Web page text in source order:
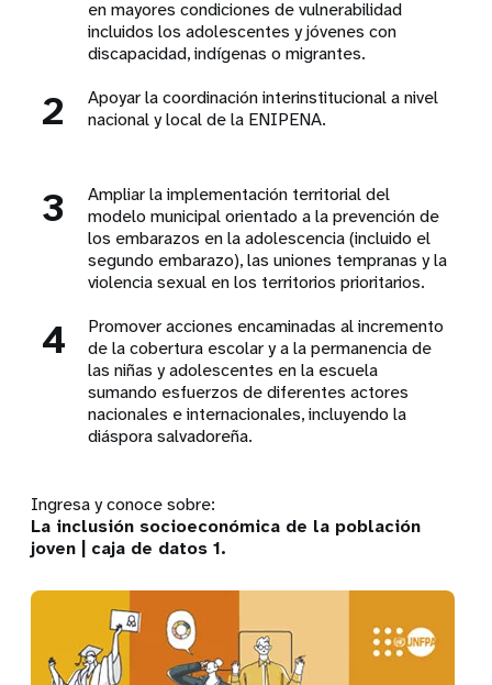
en mayores condiciones de vulnerabilidad
incluidos los adolescentes y jóvenes con
discapacidad, indígenas o migrantes.
2
Apoyar la coordinación interinstitucional a nivel
nacional y local de la ENIPENA.
3
Ampliar la implementación territorial del
modelo municipal orientado a la prevención de
los embarazos en la adolescencia (incluido el
segundo embarazo), las uniones tempranas y la
violencia sexual en los territorios prioritarios.
4
Promover acciones encaminadas al incremento
de la cobertura escolar y a la permanencia de
las niñas y adolescentes en la escuela
sumando esfuerzos de diferentes actores
nacionales e internacionales, incluyendo la
diáspora salvadoreña.
Ingresa y conoce sobre:
La inclusión socioeconómica de la población
joven | caja de datos 1.